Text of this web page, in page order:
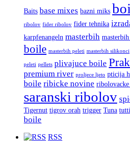
Baits base mixes bazni miks
ribolov fider ribolov fider tehnika
karpfenangeln masterbih
boile masterbih peleti masterbih silikonci
peleti pellets plivajuce boile
premium river proljece ljeto pticija
boile ribicke novine
saranski ribolov
Tigernut tigrov orah trigger Tuna
boile
RSS